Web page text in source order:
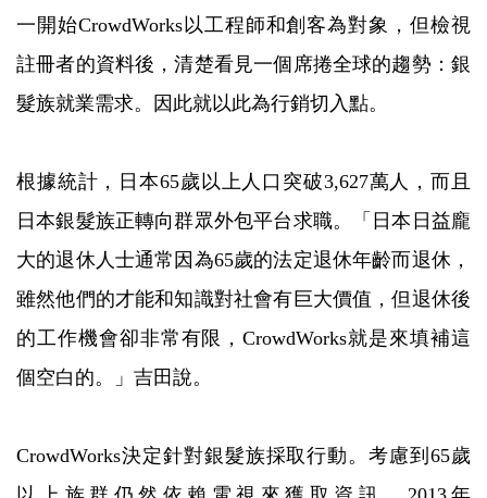
一開始CrowdWorks以工程師和創客為對象，但檢視
註冊者的資料後，清楚看見一個席捲全球的趨勢：銀
髮族就業需求。因此就以此為行銷切入點。
根據統計，日本65歲以上人口突破3,627萬人，而且
日本銀髮族正轉向群眾外包平台求職。「日本日益龐
大的退休人士通常因為65歲的法定退休年齡而退休，
雖然他們的才能和知識對社會有巨大價值，但退休後
的工作機會卻非常有限，CrowdWorks就是來填補這
個空白的。」吉田說。
CrowdWorks決定針對銀髮族採取行動。考慮到65歲